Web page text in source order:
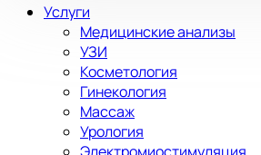
Услуги
Медицинские анализы
УЗИ
Косметология
Гинекология
Массаж
Урология